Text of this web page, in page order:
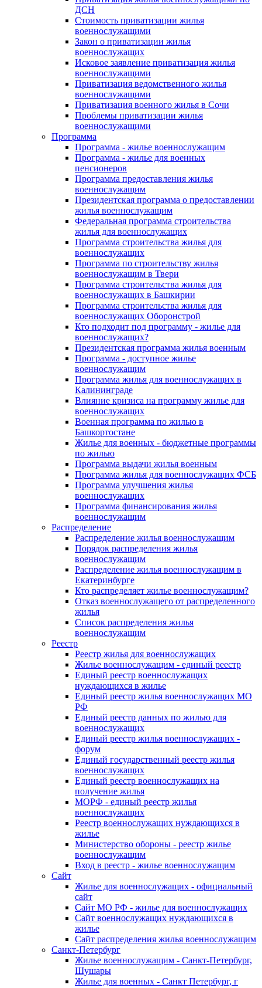
ДСН
Стоимость приватизации жилья
военнослужащими
Закон о приватизации жилья
военнослужащих
Исковое заявление приватизация жилья
военнослужащими
Приватизация ведомственного жилья
военнослужащими
Приватизация военного жилья в Сочи
Проблемы приватизации жилья
военнослужащими
Программа
Программа - жилье военнослужащим
Программа - жилье для военных
пенсионеров
Программа предоставления жилья
военнослужащим
Президентская программа о предоставлении
жилья военнослужащим
Федеральная программа строительства
жилья для военнослужащих
Программа строительства жилья для
военнослужащих
Программа по строительству жилья
военнослужащим в Твери
Программа строительства жилья для
военнослужащих в Башкирии
Программа строительства жилья для
военнослужащих Оборонстрой
Кто подходит под программу - жилье для
военнослужащих?
Президентская программа жилья военным
Программа - доступное жилье
военнослужащим
Программа жилья для военнослужащих в
Калининграде
Влияние кризиса на программу жилье для
военнослужащих
Военная программа по жилью в
Башкортостане
Жилье для военных - бюджетные программы
по жилью
Программа выдачи жилья военным
Программа жилья для военнослужащих ФСБ
Программа улучшения жилья
военнослужащих
Программа финансирования жилья
военнослужащим
Распределение
Распределение жилья военнослужащим
Порядок распределения жилья
военнослужащим
Распределение жилья военнослужащим в
Екатеринбурге
Кто распределяет жилье военнослужащим?
Отказ военнослужащего от распределенного
жилья
Список распределения жилья
военнослужащим
Реестр
Реестр жилья для военнослужащих
Жилье военнослужащим - единый реестр
Единый реестр военнослужащих
нуждающихся в жилье
Единый реестр жилья военнослужащих МО
РФ
Единый реестр данных по жилью для
военнослужащих
Единый реестр жилья военнослужащих -
форум
Единый государственный реестр жилья
военнослужащих
Единый реестр военнослужащих на
получение жилья
МОРФ - единый реестр жилья
военнослужащих
Реестр военнослужащих нуждающихся в
жилье
Министерство обороны - реестр жилье
военнослужащим
Вход в реестр - жилье военнослужащим
Сайт
Жилье для военнослужащих - официальный
сайт
Сайт МО РФ - жилье для военнослужащих
Сайт военнослужащих нуждающихся в
жилье
Сайт распределения жилья военнослужащим
Санкт-Петербург
Жилье военнослужащим - Санкт-Петербург,
Шушары
Жилье для военных - Санкт Петербург, г